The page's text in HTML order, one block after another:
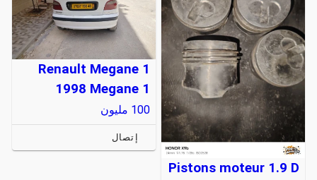
Pistons moteur 1.9 D
Renault Megane 1
1998 Megane 1
100 مليون
إتصال